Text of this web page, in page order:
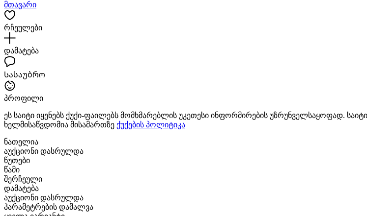
მთავარი
რჩეულები
დამატება
Სასაუბრო
პროფილი
ეს საიტი იყენებს ქუქი-ფაილებს მომხმარებლის უკეთესი ინფორმირების უზრუნველსაყოფად.
ხელმისაწვდომია მისამართზე ქუქების პოლიტიკა
ნათელია
აუქციონი დასრულდა
წუთები
წამი
შერჩეული
დამატება
აუქციონი დასრულდა
პარამეტრების დამალვა